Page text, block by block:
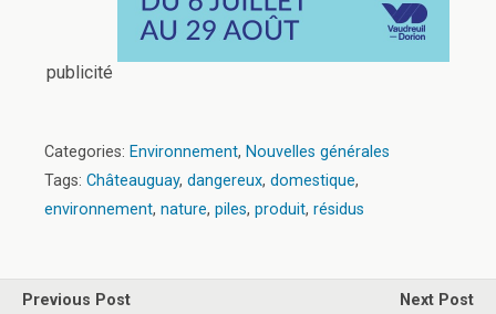
publicité
Categories: Environnement, Nouvelles générales
Tags: Châteauguay, dangereux, domestique,
environnement, nature, piles, produit, résidus
Previous Post
Next Post